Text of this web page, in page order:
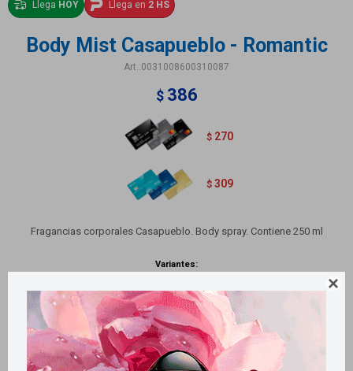

Llega HOY Llega en 2 HS
Body Mist Casapueblo - Romantic
0031008600310087
$ 386
$ 270
$ 309
Fragancias corporales Casapueblo. Body spray. Contiene 250 ml
Variantes:
Métodos y costos de envío